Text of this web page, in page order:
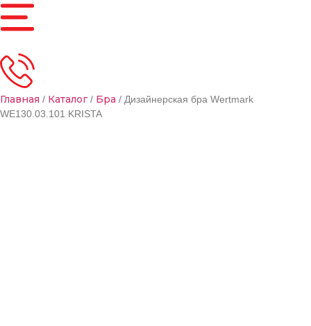
Главная / Каталог/ Бра / Дизайнерская бра Wertmark
WE130.03.101 KRISTA